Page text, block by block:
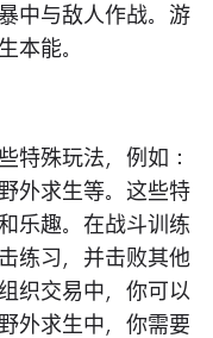
中与敌人作战。游
本能。
特殊玩法，例如：
外求生等。这些特
乐趣。在战斗训练
练习，并击败其他
织交易中，你可以
外求生中，你需要